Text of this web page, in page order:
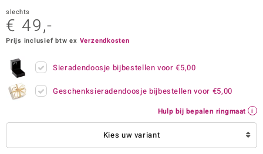
in Italy
Paraíso
slechts
€ 49,-
Prijs inclusief btw ex Verzendkosten
Sieradendoosje bijbestellen voor€5,00
Geschenksieradendoosje bijbestellen voor €5,00
Hulp bij bepalen ringmaat
Kies uw variant